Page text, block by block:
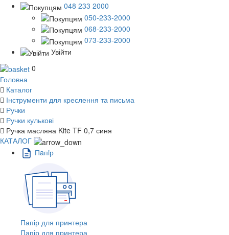
048 233 2000
050-233-2000
068-233-2000
073-233-2000
Увійти
0
Головна
Каталог
Інструменти для креслення та письма
Ручки
Ручки кулькові
Ручка масляна Kite TF 0,7 синя
КАТАЛОГ
Пaпiр
Папір для принтера
Папір для принтера